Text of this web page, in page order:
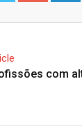
com